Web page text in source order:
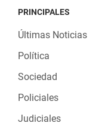
PRINCIPALES
Últimas Noticias
Política
Sociedad
Policiales
Judiciales